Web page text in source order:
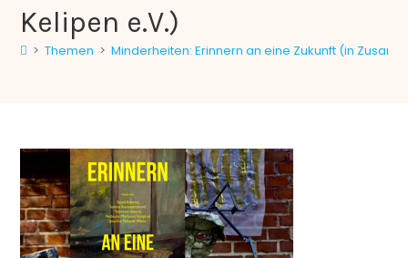
Kelipen e.V.)
> Themen > Minderheiten: Erinnern an eine Zukunft (in